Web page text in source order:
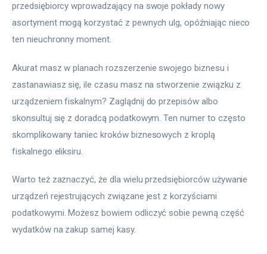
przedsiębiorcy wprowadzający na swoje pokłady nowy
asortyment mogą korzystać z pewnych ulg, opóźniając nieco
ten nieuchronny moment.
Akurat masz w planach rozszerzenie swojego biznesu i
zastanawiasz się, ile czasu masz na stworzenie związku z
urządzeniem fiskalnym? Zaglądnij do przepisów albo
skonsultuj się z doradcą podatkowym. Ten numer to często
skomplikowany taniec kroków biznesowych z kroplą
fiskalnego eliksiru.
Warto też zaznaczyć, że dla wielu przedsiębiorców używanie
urządzeń rejestrujących związane jest z korzyściami
podatkowymi. Możesz bowiem odliczyć sobie pewną część
wydatków na zakup samej kasy.